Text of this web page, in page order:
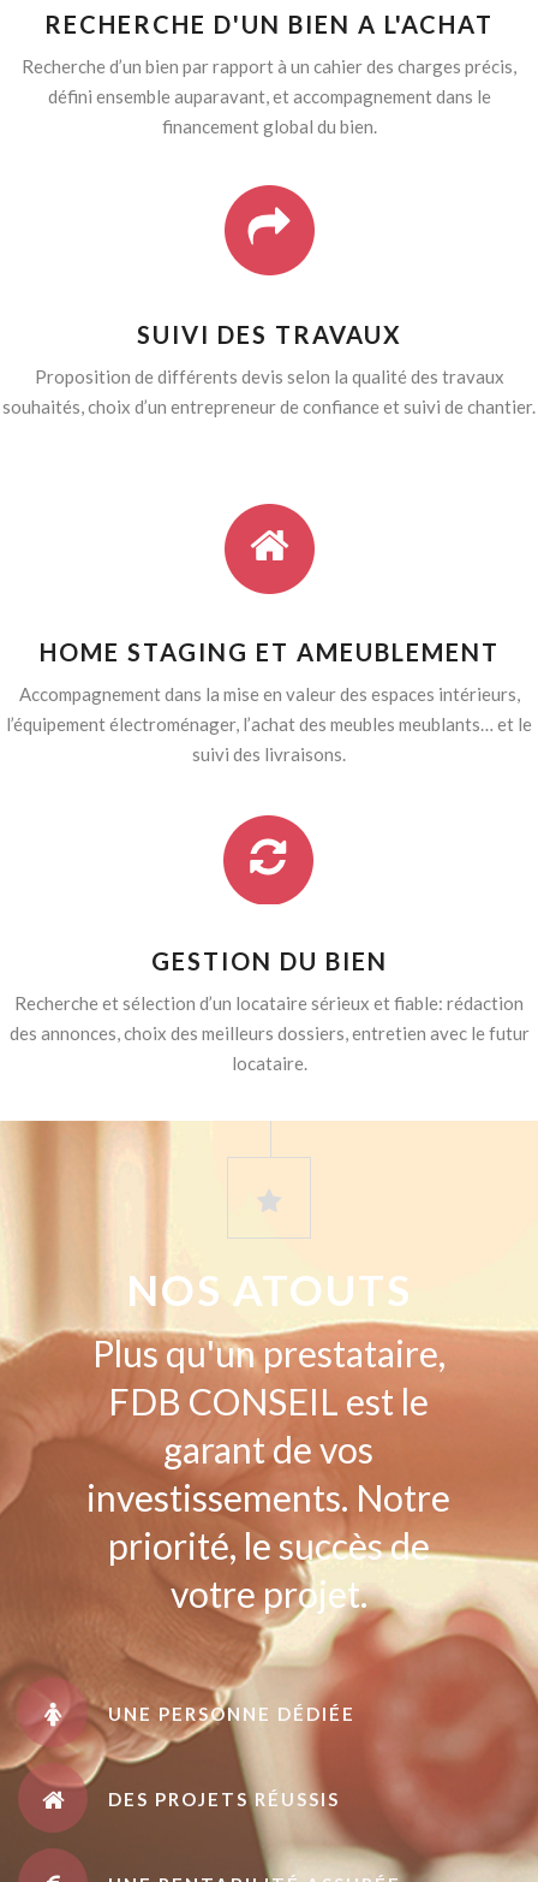
RECHERCHE D'UN BIEN A L'ACHAT
Recherche d’un bien par rapport à un cahier des charges précis,
défini ensemble auparavant, et accompagnement dans le
financement global du bien.
SUIVI DES TRAVAUX
Proposition de différents devis selon la qualité des travaux
souhaités, choix d’un entrepreneur de confiance et suivi de chantier.
HOME STAGING ET AMEUBLEMENT
Accompagnement dans la mise en valeur des espaces intérieurs,
l’équipement électroménager, l’achat des meubles meublants… et le
suivi des livraisons.
GESTION DU BIEN
Recherche et sélection d’un locataire sérieux et fiable: rédaction
des annonces, choix des meilleurs dossiers, entretien avec le futur
locataire.
NOS ATOUTS
Plus qu'un prestataire,
FDB CONSEIL est le
garant de vos
investissements. Notre
priorité, le succès de
votre projet.
UNE PERSONNE DÉDIÉE
DES PROJETS RÉUSSIS